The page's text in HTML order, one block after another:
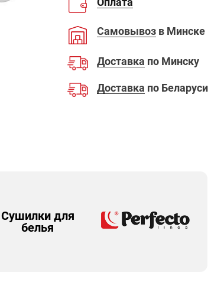
Самовывоз в Минске
Доставка по Минску
Доставка по Беларуси
Сушилки для
белья